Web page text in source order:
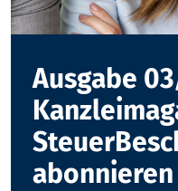
Ausgabe
abonnieren